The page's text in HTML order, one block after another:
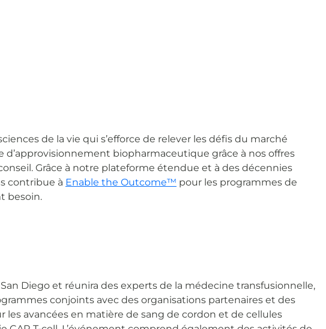
de la vie qui s’efforce de relever les défis du marché
biopharmaceutique grâce à nos offres
Grâce à notre plateforme étendue et à des décennies
contribue à Enable the Outcome™ pour les programmes de
besoin.
Diego et réunira des experts de la médecine transfusionnelle,
conjoints avec des organisations partenaires et des
les avancées en matière de sang de cordon et de cellules